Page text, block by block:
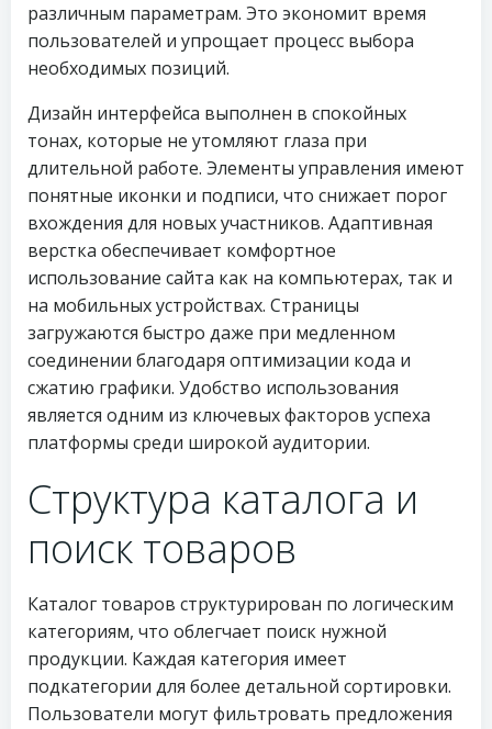
различным параметрам. Это экономит время
пользователей и упрощает процесс выбора
необходимых позиций.
Дизайн интерфейса выполнен в спокойных
тонах, которые не утомляют глаза при
длительной работе. Элементы управления имеют
понятные иконки и подписи, что снижает порог
вхождения для новых участников. Адаптивная
верстка обеспечивает комфортное
использование сайта как на компьютерах, так и
на мобильных устройствах. Страницы
загружаются быстро даже при медленном
соединении благодаря оптимизации кода и
сжатию графики. Удобство использования
является одним из ключевых факторов успеха
платформы среди широкой аудитории.
Структура каталога и
поиск товаров
Каталог товаров структурирован по логическим
категориям, что облегчает поиск нужной
продукции. Каждая категория имеет
подкатегории для более детальной сортировки.
Пользователи могут фильтровать предложения